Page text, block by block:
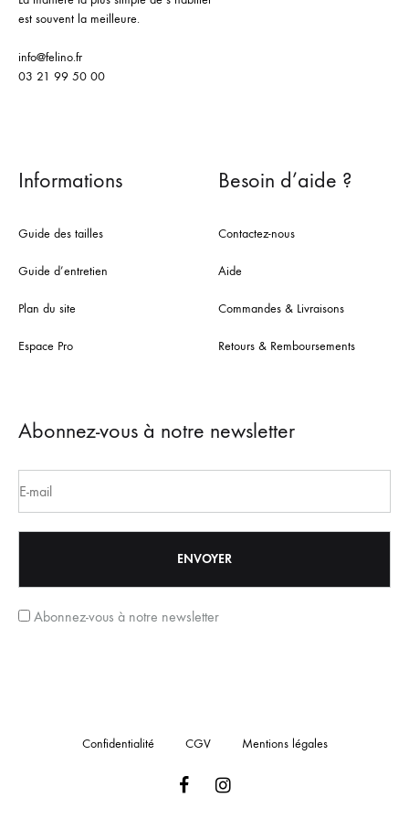
est souvent la meilleure.
info@felino.fr
03 21 99 50 00
Informations
Guide des tailles
Guide d’entretien
Plan du site
Espace Pro
Besoin d’aide ?
Contactez-nous
Aide
Commandes & Livraisons
Retours & Remboursements
Abonnez-vous à notre newsletter
Abonnez-vous à notre newsletter
Confidentialité CGV Mentions légales
FacebookInstagram